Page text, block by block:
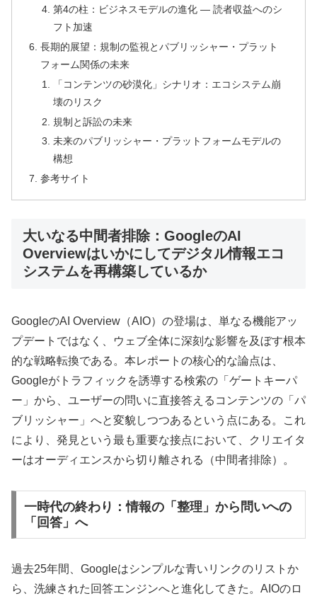
第4の柱：ビジネスモデルの進化 ― 読者収益へのシ
フト加速
長期的展望：規制の監視とパブリッシャー・プラット
フォーム関係の未来
「コンテンツの砂漠化」シナリオ：エコシステム崩
壊のリスク
規制と訴訟の未来
未来のパブリッシャー・プラットフォームモデルの
構想
参考サイト
大いなる中間者排除：GoogleのAI
Overviewはいかにしてデジタル情報エコ
システムを再構築しているか
GoogleのAI Overview（AIO）の登場は、単なる機能アッ
プデートではなく、ウェブ全体に深刻な影響を及ぼす根本
的な戦略転換である。本レポートの核心的な論点は、
Googleがトラフィックを誘導する検索の「ゲートキーパ
ー」から、ユーザーの問いに直接答えるコンテンツの「パ
ブリッシャー」へと変貌しつつあるという点にある。これ
により、発見という最も重要な接点において、クリエイタ
ーはオーディエンスから切り離される（中間者排除）。
一時代の終わり：情報の「整理」から問いへの
「回答」へ
過去25年間、Googleはシンプルな青いリンクのリストか
ら、洗練された回答エンジンへと進化してきた。AIOのロ